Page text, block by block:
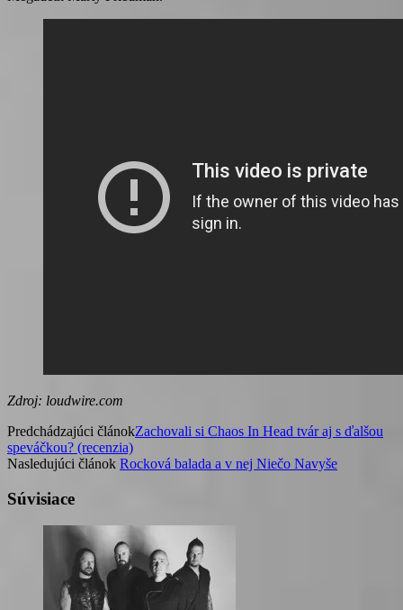
Zdroj: loudwire.com
Predchádzajúci článokZachovali si Chaos In Head tvár aj s ďalšou
speváčkou? (recenzia)
Nasledujúci článok Rocková balada a v nej Niečo Navyše
Súvisiace